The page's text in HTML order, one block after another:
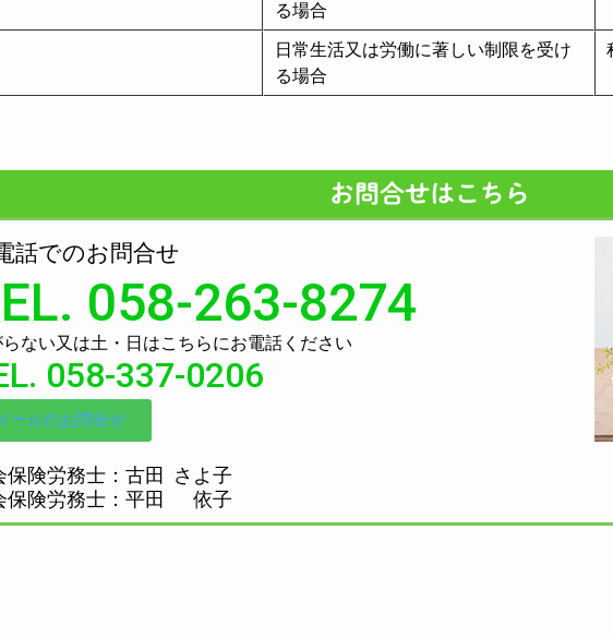
る場合
日常生活又は労働に著しい制限を受け
る場合
お問合せはこちら
話でのお問合せ
058-263-8274
ない又は土・日はこちらにお電話ください
058-337-0206
ールのお問合せ
保険労務士：古田 さよ子
保険労務士：平田 依子